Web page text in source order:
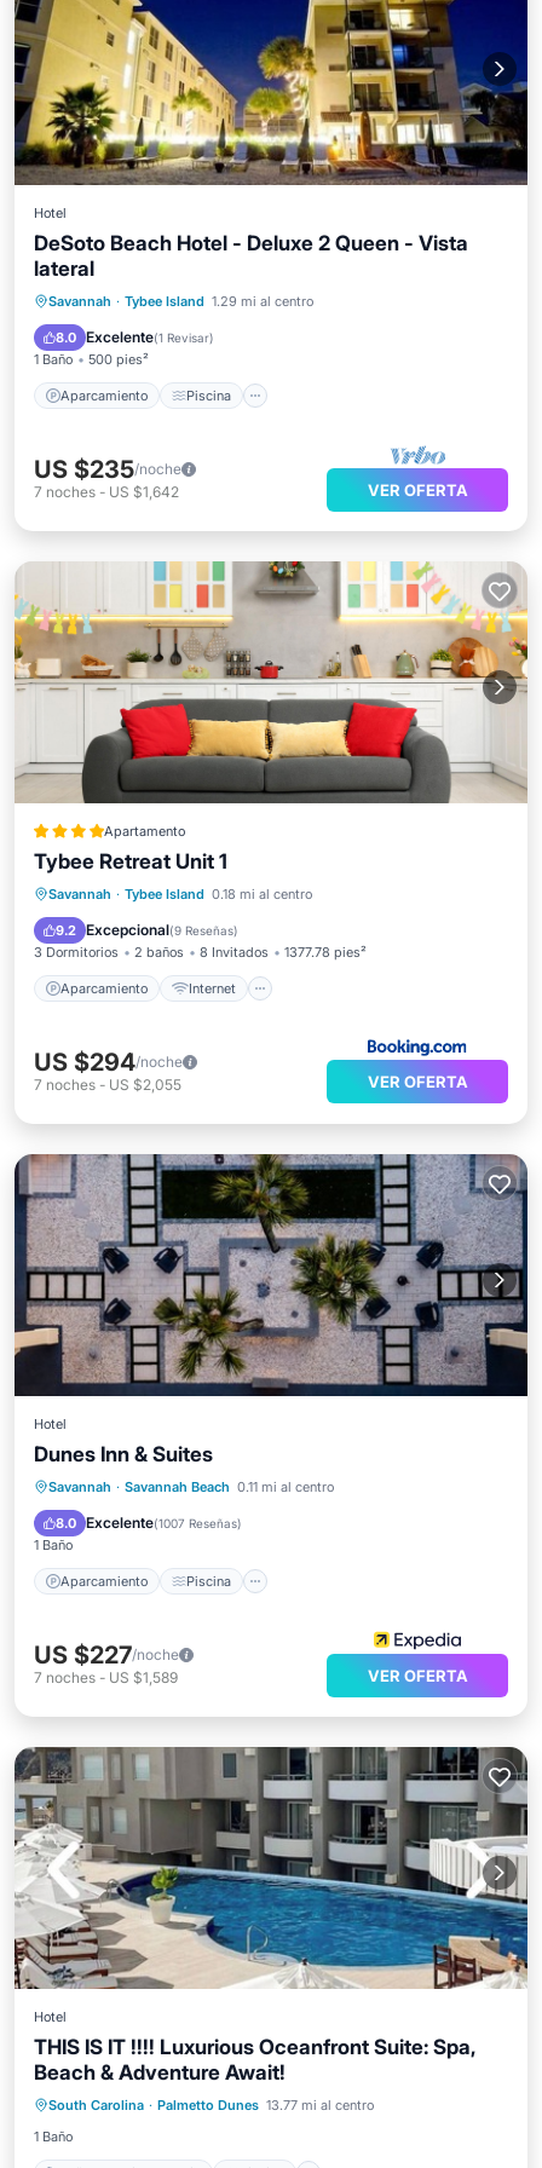
Hotel
DeSoto Beach Hotel - Deluxe 2 Queen - Vista
lateral
Savannah · Tybee Island 1.29 mi al centro
8.0 Excelente(1 Revisar)
1 Baño 500 pies²
Aparcamiento Piscina
Aparcamiento
Piscina
Balcón/Terraza
US $235/noche
7 noches - US $1,642 VER OFERTA
Apartamento
Tybee Retreat Unit 1
Savannah · Tybee Island 0.18 mi al centro
9.2 Excepcional(9 Reseñas)
3 Dormitorios 2 baños 8 Invitados 1377.78 pies²
Aparcamiento Internet
Aparcamiento
Internet
Se admiten mascotas
US $294/noche
7 noches - US $2,055 VER OFERTA
Hotel
Dunes Inn & Suites
Savannah · Savannah Beach 0.11 mi al centro
8.0 Excelente(1007 Reseñas)
1 Baño
Aparcamiento Piscina
Aparcamiento
Piscina
Balcón/Terraza
US $227/noche
7 noches - US $1,589 VER OFERTA
Hotel
THIS IS IT !!!! Luxurious Oceanfront Suite: Spa,
Beach & Adventure Await!
South Carolina · Palmetto Dunes 13.77 mi al centro
1 Baño
Bañera de hidromasaje
Balcón/Terraza
Aire acondicionado